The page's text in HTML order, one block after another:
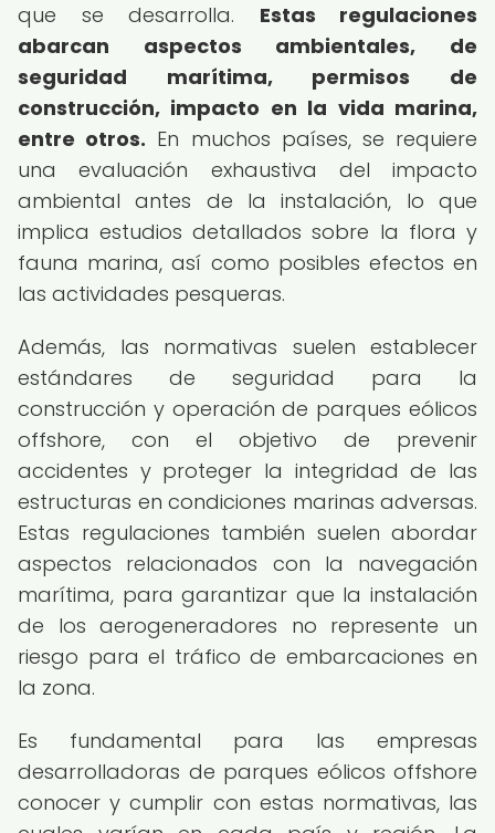
que se desarrolla. Estas regulaciones
abarcan aspectos ambientales, de
seguridad marítima, permisos de
construcción, impacto en la vida marina,
entre otros. En muchos países, se requiere
una evaluación exhaustiva del impacto
ambiental antes de la instalación, lo que
implica estudios detallados sobre la flora y
fauna marina, así como posibles efectos en
las actividades pesqueras.
Además, las normativas suelen establecer
estándares de seguridad para la
construcción y operación de parques eólicos
offshore, con el objetivo de prevenir
accidentes y proteger la integridad de las
estructuras en condiciones marinas adversas.
Estas regulaciones también suelen abordar
aspectos relacionados con la navegación
marítima, para garantizar que la instalación
de los aerogeneradores no represente un
riesgo para el tráfico de embarcaciones en
la zona.
Es fundamental para las empresas
desarrolladoras de parques eólicos offshore
conocer y cumplir con estas normativas, las